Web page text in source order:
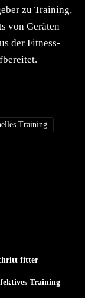
zu Training,
von Geräten
der Fitness-
Training
fitter
Training